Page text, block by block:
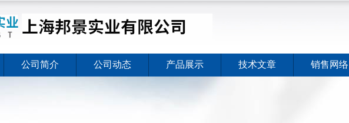
公司简介 公司动态 产品展示 技术文章 销售网络